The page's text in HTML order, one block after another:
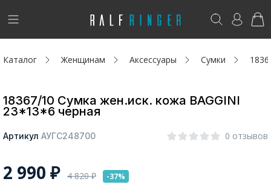
!
Новинки
Капсула
Возникли вопросы? - club@ralf.ru
Каталог Женщинам Аксессуары Сумки
18367/10 Сумка жен.иск. кожа BAGGINI
23*13*6 черная
Артикул АУГС248700 0 отзывов
2 990 ₽ 4 820₽ -37%